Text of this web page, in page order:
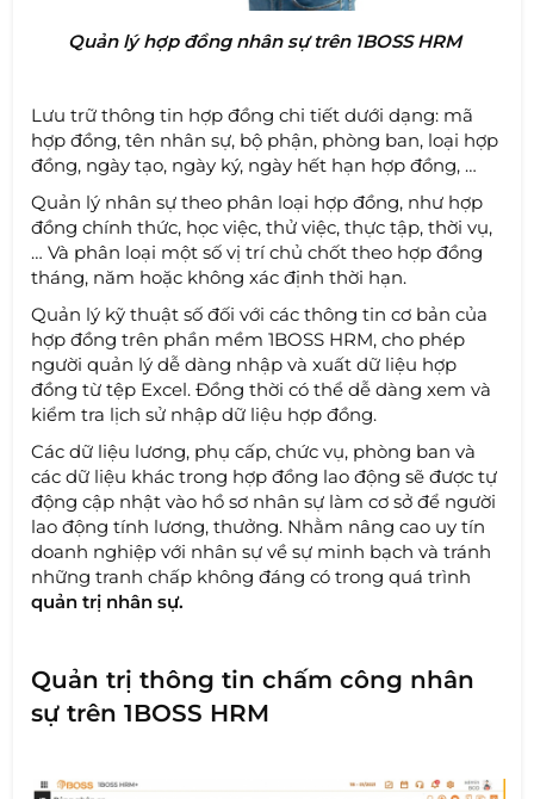
Quản lý hợp đồng nhân sự trên 1BOSS HRM
Lưu trữ thông tin hợp đồng chi tiết dưới dạng: mã
hợp đồng, tên nhân sự, bộ phận, phòng ban, loại hợp
đồng, ngày tạo, ngày ký, ngày hết hạn hợp đồng, …
Quản lý nhân sự theo phân loại hợp đồng, như hợp
đồng chính thức, học việc, thử việc, thực tập, thời vụ,
… Và phân loại một số vị trí chủ chốt theo hợp đồng
tháng, năm hoặc không xác định thời hạn.
Quản lý kỹ thuật số đối với các thông tin cơ bản của
hợp đồng trên phần mềm 1BOSS HRM, cho phép
người quản lý dễ dàng nhập và xuất dữ liệu hợp
đồng từ tệp Excel. Đồng thời có thể dễ dàng xem và
kiểm tra lịch sử nhập dữ liệu hợp đồng.
Các dữ liệu lương, phụ cấp, chức vụ, phòng ban và
các dữ liệu khác trong hợp đồng lao động sẽ được tự
động cập nhật vào hồ sơ nhân sự làm cơ sở để người
lao động tính lương, thưởng. Nhằm nâng cao uy tín
doanh nghiệp với nhân sự về sự minh bạch và tránh
những tranh chấp không đáng có trong quá trình
quản trị nhân sự.
Quản trị thông tin chấm công nhân
sự trên 1BOSS HRM